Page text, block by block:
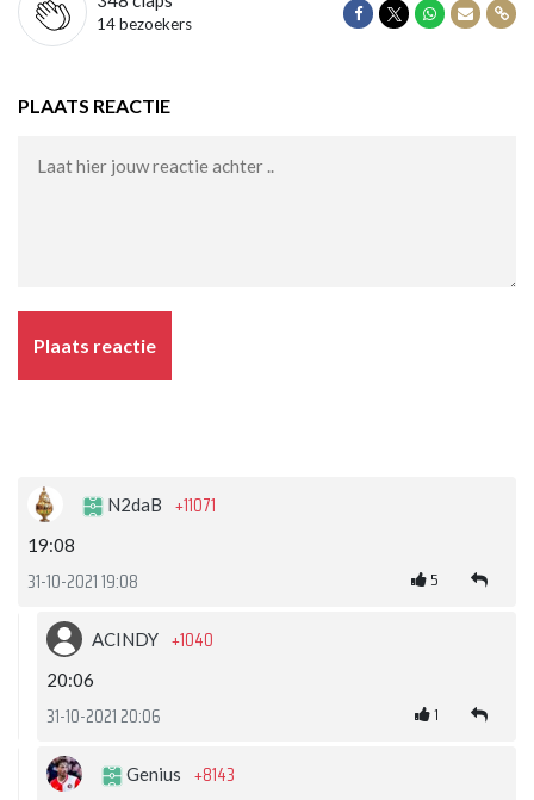
14 bezoekers
Delen op Facebook
Delen op Twitter
Delen op
Delen
PLAATS REACTIE
Plaats reactie
N2daB +11071
19:08
31-10-2021 19:08 5
ACINDY +1040
20:06
31-10-2021 20:06 1
Genius +8143